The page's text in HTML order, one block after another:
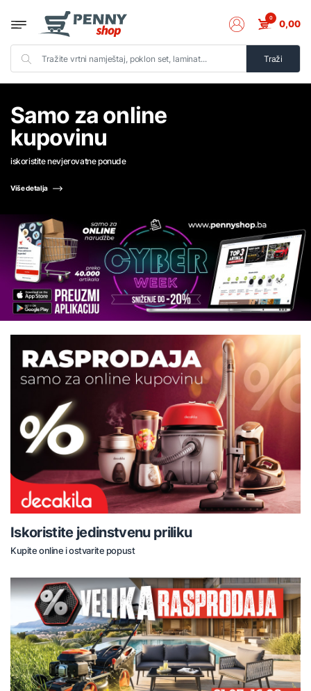
Traži
0 0,00
Samo za online
kupovinu
iskoristite nevjerovatne ponude
Više detalja
Iskoristite jedinstvenu priliku
Kupite online i ostvarite popust